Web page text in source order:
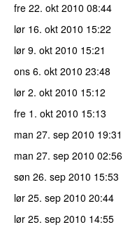
fre 22. okt 2010 08:44
lør 16. okt 2010 15:22
lør 9. okt 2010 15:21
ons 6. okt 2010 23:48
lør 2. okt 2010 15:12
fre 1. okt 2010 15:13
man 27. sep 2010 19:31
man 27. sep 2010 02:56
søn 26. sep 2010 15:53
lør 25. sep 2010 20:44
lør 25. sep 2010 14:55